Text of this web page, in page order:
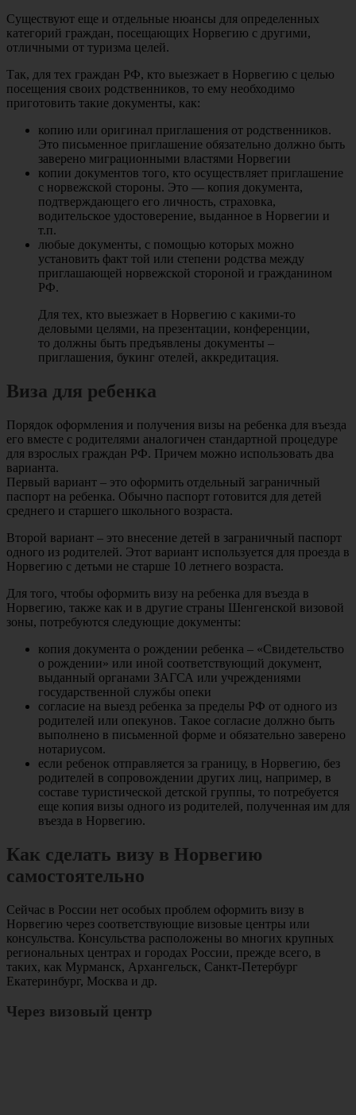
Существуют еще и отдельные нюансы для определенных
категорий граждан, посещающих Норвегию с другими,
отличными от туризма целей.
Так, для тех граждан РФ, кто выезжает в Норвегию с целью
посещения своих родственников, то ему необходимо
приготовить такие документы, как:
копию или оригинал приглашения от родственников.
Это письменное приглашение обязательно должно быть
заверено миграционными властями Норвегии
копии документов того, кто осуществляет приглашение
с норвежской стороны. Это — копия документа,
подтверждающего его личность, страховка,
водительское удостоверение, выданное в Норвегии и
т.п.
любые документы, с помощью которых можно
установить факт той или степени родства между
приглашающей норвежской стороной и гражданином
РФ.
Для тех, кто выезжает в Норвегию с какими-то
деловыми целями, на презентации, конференции,
то должны быть предъявлены документы –
приглашения, букинг отелей, аккредитация.
Виза для ребенка
Порядок оформления и получения визы на ребенка для въезда
его вместе с родителями аналогичен стандартной процедуре
для взрослых граждан РФ. Причем можно использовать два
варианта.
Первый вариант – это оформить отдельный заграничный
паспорт на ребенка. Обычно паспорт готовится для детей
среднего и старшего школьного возраста.
Второй вариант – это внесение детей в заграничный паспорт
одного из родителей. Этот вариант используется для проезда в
Норвегию с детьми не старше 10 летнего возраста.
Для того, чтобы оформить визу на ребенка для въезда в
Норвегию, также как и в другие страны Шенгенской визовой
зоны, потребуются следующие документы:
копия документа о рождении ребенка – «Свидетельство
о рождении» или иной соответствующий документ,
выданный органами ЗАГСА или учреждениями
государственной службы опеки
согласие на выезд ребенка за пределы РФ от одного из
родителей или опекунов. Такое согласие должно быть
выполнено в письменной форме и обязательно заверено
нотариусом.
если ребенок отправляется за границу, в Норвегию, без
родителей в сопровождении других лиц, например, в
составе туристической детской группы, то потребуется
еще копия визы одного из родителей, полученная им для
въезда в Норвегию.
Как сделать визу в Норвегию
самостоятельно
Сейчас в России нет особых проблем оформить визу в
Норвегию через соответствующие визовые центры или
консульства. Консульства расположены во многих крупных
региональных центрах и городах России, прежде всего, в
таких, как Мурманск, Архангельск, Санкт-Петербург
Екатеринбург, Москва и др.
Через визовый центр